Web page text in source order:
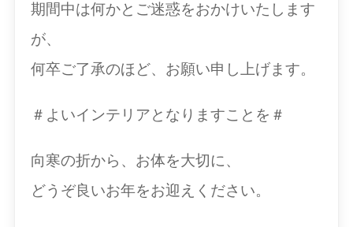
期間中は何かとご迷惑をおかけいたします
が、
何卒ご了承のほど、お願い申し上げます。
＃よいインテリアとなりますことを＃
向寒の折から、お体を大切に、
どうぞ良いお年をお迎えください。